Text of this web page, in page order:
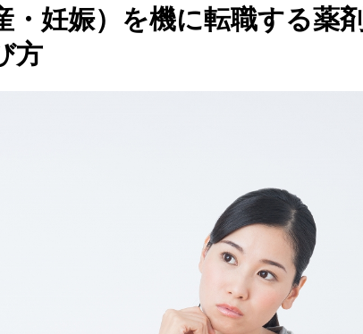
・妊娠）を機に転職する薬
方